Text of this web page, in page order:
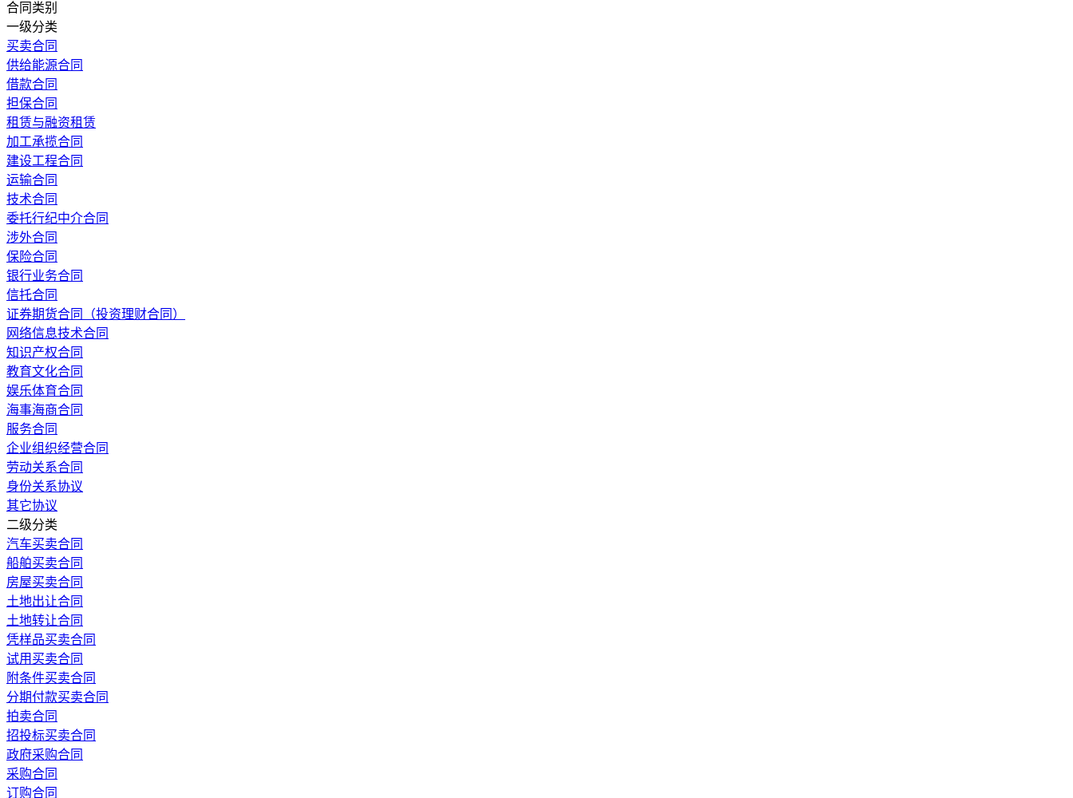
合同类别
一级分类
买卖合同
供给能源合同
借款合同
担保合同
租赁与融资租赁
加工承揽合同
建设工程合同
运输合同
技术合同
委托行纪中介合同
涉外合同
保险合同
银行业务合同
信托合同
证券期货合同（投资理财合同）
网络信息技术合同
知识产权合同
教育文化合同
娱乐体育合同
海事海商合同
服务合同
企业组织经营合同
劳动关系合同
身份关系协议
其它协议
二级分类
汽车买卖合同
船舶买卖合同
房屋买卖合同
土地出让合同
土地转让合同
凭样品买卖合同
试用买卖合同
附条件买卖合同
分期付款买卖合同
拍卖合同
招投标买卖合同
政府采购合同
采购合同
订购合同